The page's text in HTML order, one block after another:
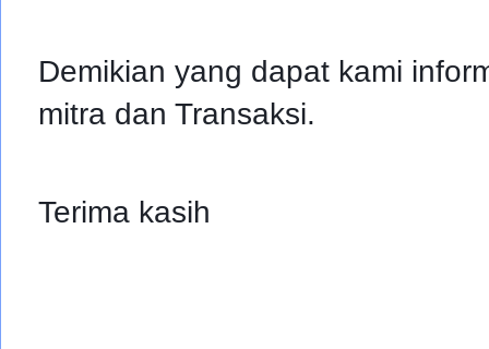
Demikian yang dapat kami
mitra dan Transaksi.
Terima kasih